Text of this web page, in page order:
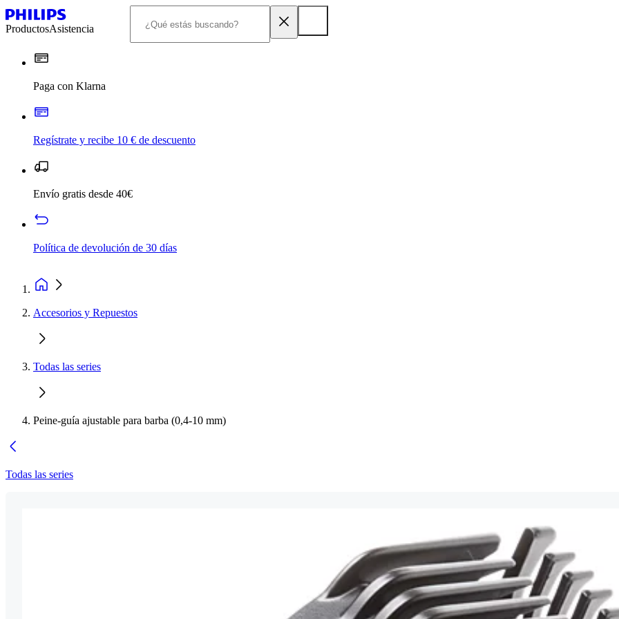
ProductosAsistencia
Paga con Klarna
Regístrate y recibe 10 € de descuento
Envío gratis desde 40€
Política de devolución de 30 días
Accesorios y Repuestos
Todas las series
Peine-guía ajustable para barba (0,4-10 mm)
Todas las series